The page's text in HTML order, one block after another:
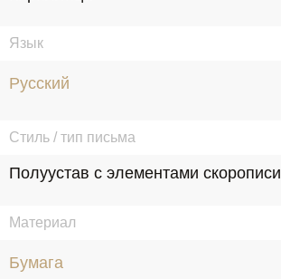
Язык
Русский
Стиль / тип письма
Полуустав с элементами скорописи
Материал
Бумага